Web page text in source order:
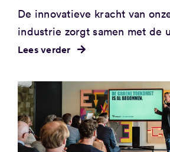
De innovatieve kracht van
industrie zorgt samen met de
Lees verder